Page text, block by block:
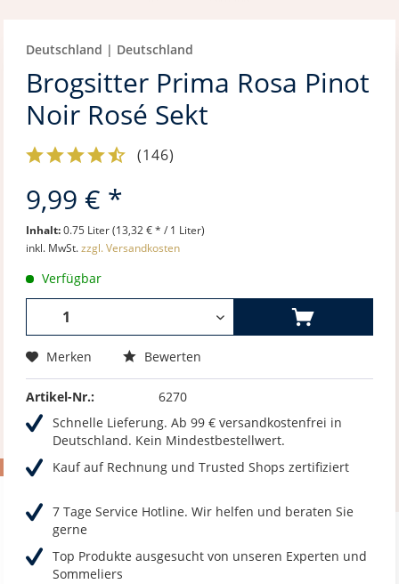
Deutschland | Deutschland
Brogsitter Prima Rosa Pinot
Noir Rosé Sekt
(146)
9,99 € *
Inhalt:0.75 Liter (13,32 € * / 1 Liter)
inkl. MwSt.zzgl. Versandkosten
Verfügbar
Merken Bewerten
Artikel-Nr.:
6270
Schnelle Lieferung. Ab 99 € versandkostenfrei in
Deutschland. Kein Mindestbestellwert.
Kauf auf Rechnung und Trusted Shops zertifiziert
7 Tage Service Hotline. Wir helfen und beraten Sie
gerne
Top Produkte ausgesucht von unseren Experten und
Sommeliers